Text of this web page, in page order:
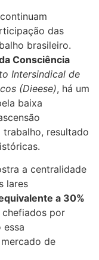
das
brasileiro.
Consciência
Intersindical de
(Dieese), há um
baixa
trabalho, resultado
a centralidade
lares
a 30%
chefiados por
essa
de